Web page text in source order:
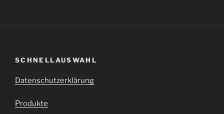
SCHNELLAUSWAHL
Datenschutzerklärung
Produkte